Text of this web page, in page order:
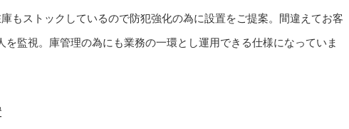
もストックしているので防犯強化の為に設置をご提案。間違えてお客
監視。庫管理の為にも業務の一環とし運用できる仕様になっていま